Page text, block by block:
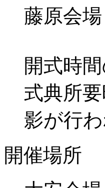
藤原会
開式時
式典所
影が行わ
開催場所